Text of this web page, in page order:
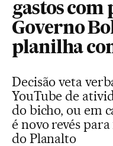
gastos
Governo
planilha
Decisão veta
YouTube de
do bicho, ou em
é novo revés
do Planalto